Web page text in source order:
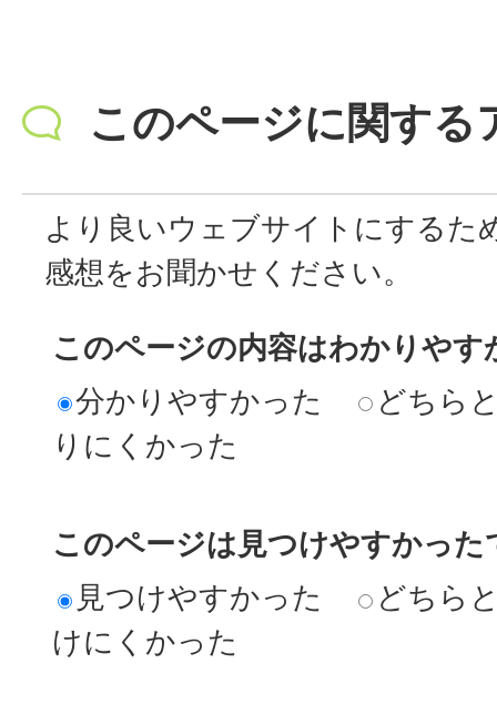
このページに関する
より良いウェブサイトにするた
感想をお聞かせください。
このページの内容はわかりやす
分かりやすかった
どちら
りにくかった
このページは見つけやすかった
見つけやすかった
どちら
けにくかった